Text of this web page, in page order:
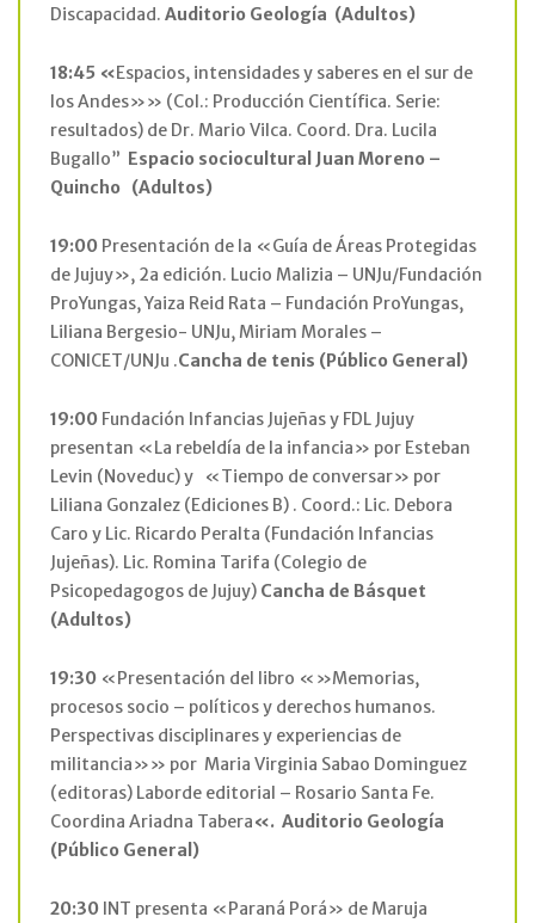
Discapacidad. Auditorio Geología (Adultos)
18:45 «Espacios, intensidades y saberes en el sur de
los Andes»» (Col.: Producción Científica. Serie:
resultados) de Dr. Mario Vilca. Coord. Dra. Lucila
Bugallo” Espacio sociocultural Juan Moreno –
Quincho (Adultos)
19:00 Presentación de la «Guía de Áreas Protegidas
de Jujuy», 2a edición. Lucio Malizia – UNJu/Fundación
ProYungas, Yaiza Reid Rata – Fundación ProYungas,
Liliana Bergesio- UNJu, Miriam Morales –
CONICET/UNJu .Cancha de tenis (Público General)
19:00 Fundación Infancias Jujeñas y FDL Jujuy
presentan «La rebeldía de la infancia» por Esteban
Levin (Noveduc) y «Tiempo de conversar» por
Liliana Gonzalez (Ediciones B) . Coord.: Lic. Debora
Caro y Lic. Ricardo Peralta (Fundación Infancias
Jujeñas). Lic. Romina Tarifa (Colegio de
Psicopedagogos de Jujuy) Cancha de Básquet
(Adultos)
19:30 «Presentación del libro «»Memorias,
procesos socio – políticos y derechos humanos.
Perspectivas disciplinares y experiencias de
militancia»» por Maria Virginia Sabao Dominguez
(editoras) Laborde editorial – Rosario Santa Fe.
Coordina Ariadna Tabera«. Auditorio Geología
(Público General)
20:30 INT presenta «Paraná Porá» de Maruja